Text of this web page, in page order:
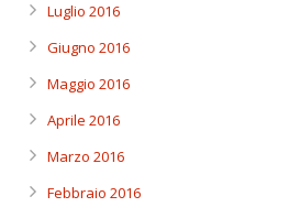
Luglio 2016
Giugno 2016
Maggio 2016
Aprile 2016
Marzo 2016
Febbraio 2016